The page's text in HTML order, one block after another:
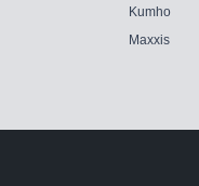
Kumho
Maxxis